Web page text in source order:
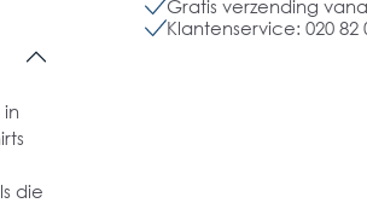
Gratis verzending
Klantenservice: 020 82
in
die